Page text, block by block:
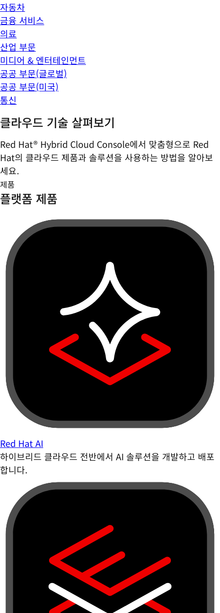
자동차
금융 서비스
의료
산업 부문
미디어 & 엔터테인먼트
공공 부문(글로벌)
공공 부문(미국)
통신
클라우드 기술 살펴보기
Red Hat® Hybrid Cloud Console에서 맞춤형으로 Red
Hat의 클라우드 제품과 솔루션을 사용하는 방법을 알아보
세요.
제품
플랫폼 제품
Red Hat AI
하이브리드 클라우드 전반에서 AI 솔루션을 개발하고 배포
합니다.